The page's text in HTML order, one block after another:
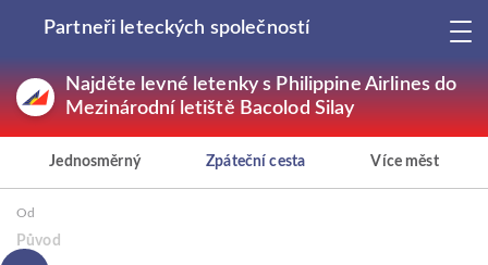
Partneři leteckých společností
Najděte levné letenky s Philippine Airlines do
Mezinárodní letiště Bacolod Silay
Jednosměrný Zpáteční cesta Více měst
Od
Původ